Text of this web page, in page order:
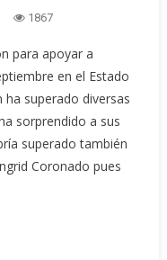
1867
para apoyar a
en el Estado
ha superado diversas
sorprendido a sus
superado también
Coronado pues